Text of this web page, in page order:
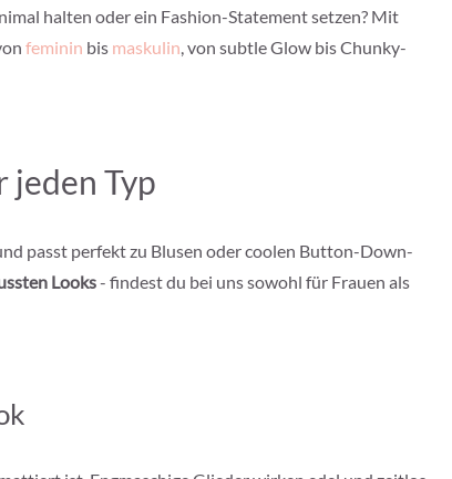
halten oder ein Fashion-Statement setzen? Mit
feminin bis maskulin, von subtle Glow bis Chunky-
Typ
passt perfekt zu Blusen oder coolen Button-Down-
Looks- findest du bei uns sowohl für Frauen als